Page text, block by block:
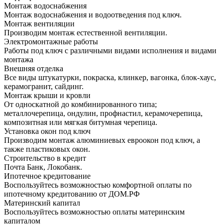
Монтаж водоснабжения
Монтаж водоснабжения и водоотведения под ключ.
Монтаж вентиляции
Производим монтаж естественной вентиляции.
Электромонтажные работы
Работы под ключ с различными видами исполнения и видами
монтажа
Внешняя отделка
Все виды штукатурки, покраска, клинкер, вагонка, блок-хаус,
керамогранит, сайдинг.
Монтаж крыши и кровли
От односкатной до комбинированного типа;
металлочерепица, ондулин, профнастил, керамочерепица,
композитная или мягкая битумная черепица.
Установка окон под ключ
Производим монтаж алюминиевых евроокон под ключ, а
также пластиковых окон.
Строительство в кредит
Почта Банк, Локобанк.
Ипотечное кредитование
Воспользуйтесь возможностью комфортной оплаты по
ипотечному кредитованию от ДОМ.РФ
Материнский капитал
Воспользуйтесь возможностью оплаты материнским
капиталом